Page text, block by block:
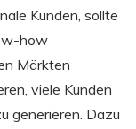
Kunden, sollte
how
Märkten
viele Kunden
generieren. Dazu